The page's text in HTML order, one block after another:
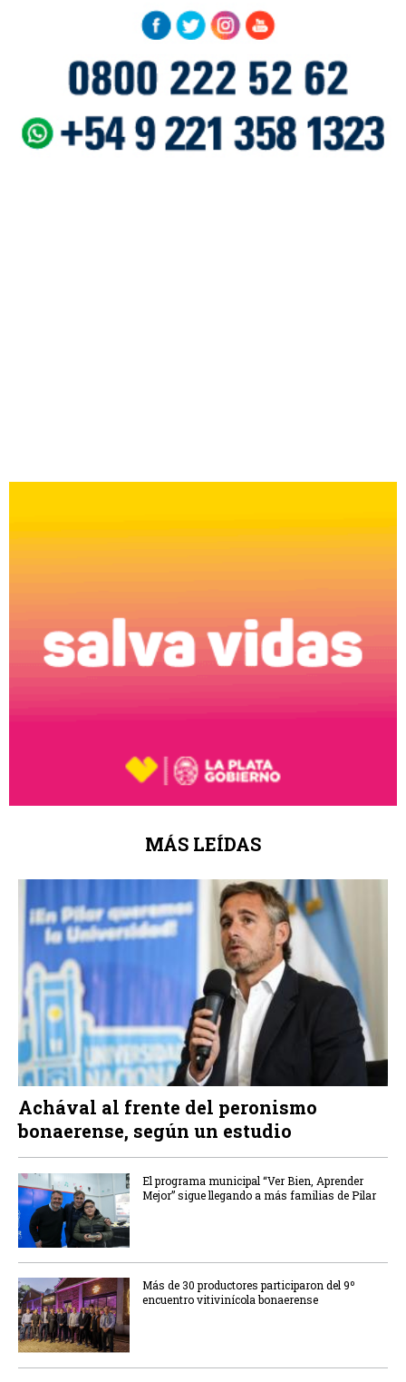
MÁS LEÍDAS
Achával al frente del peronismo
bonaerense, según un estudio
El programa municipal “Ver Bien, Aprender
Mejor” sigue llegando a más familias de Pilar
Más de 30 productores participaron del 9º
encuentro vitivinícola bonaerense